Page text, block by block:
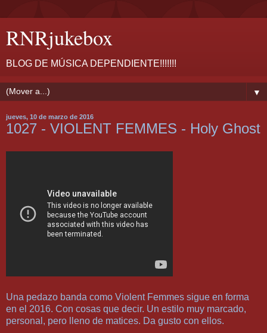
RNRjukebox
BLOG DE MÚSICA DEPENDIENTE!!!!!!!
▼
jueves, 10 de marzo de 2016
1027 - VIOLENT FEMMES - Holy Ghost
Una pedazo banda como Violent Femmes sigue en forma
en el 2016. Con cosas que decir. Un estilo muy marcado,
personal, pero lleno de matices. Da gusto con ellos.